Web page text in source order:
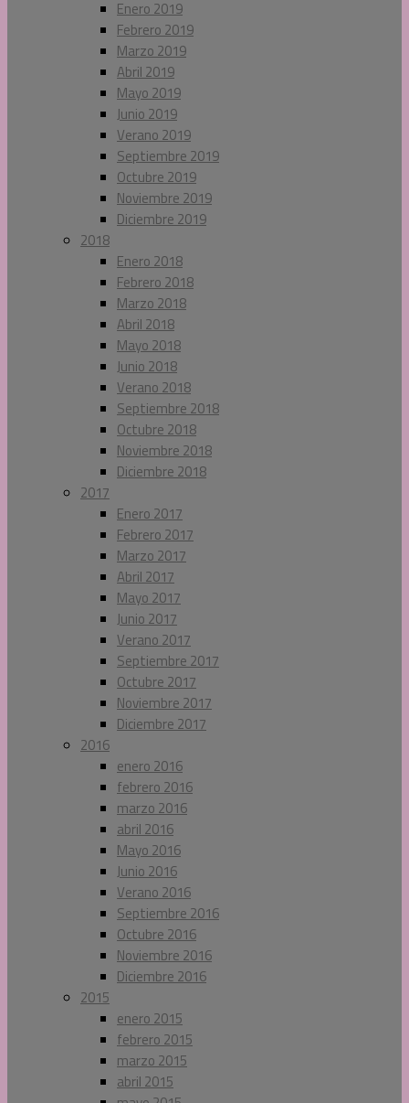
Enero 2019
Febrero 2019
Marzo 2019
Abril 2019
Mayo 2019
Junio 2019
Verano 2019
Septiembre 2019
Octubre 2019
Noviembre 2019
Diciembre 2019
2018
Enero 2018
Febrero 2018
Marzo 2018
Abril 2018
Mayo 2018
Junio 2018
Verano 2018
Septiembre 2018
Octubre 2018
Noviembre 2018
Diciembre 2018
2017
Enero 2017
Febrero 2017
Marzo 2017
Abril 2017
Mayo 2017
Junio 2017
Verano 2017
Septiembre 2017
Octubre 2017
Noviembre 2017
Diciembre 2017
2016
enero 2016
febrero 2016
marzo 2016
abril 2016
Mayo 2016
Junio 2016
Verano 2016
Septiembre 2016
Octubre 2016
Noviembre 2016
Diciembre 2016
2015
enero 2015
febrero 2015
marzo 2015
abril 2015